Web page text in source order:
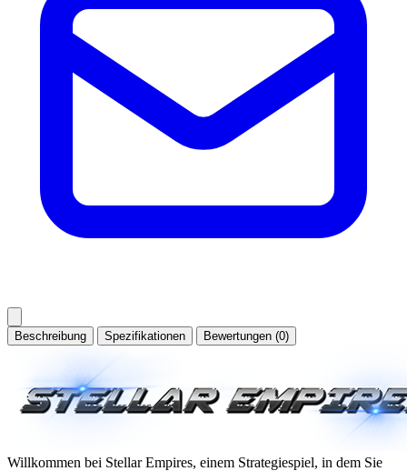
Beschreibung Spezifikationen Bewertungen (0)
Willkommen bei Stellar Empires, einem Strategiespiel, in dem Sie